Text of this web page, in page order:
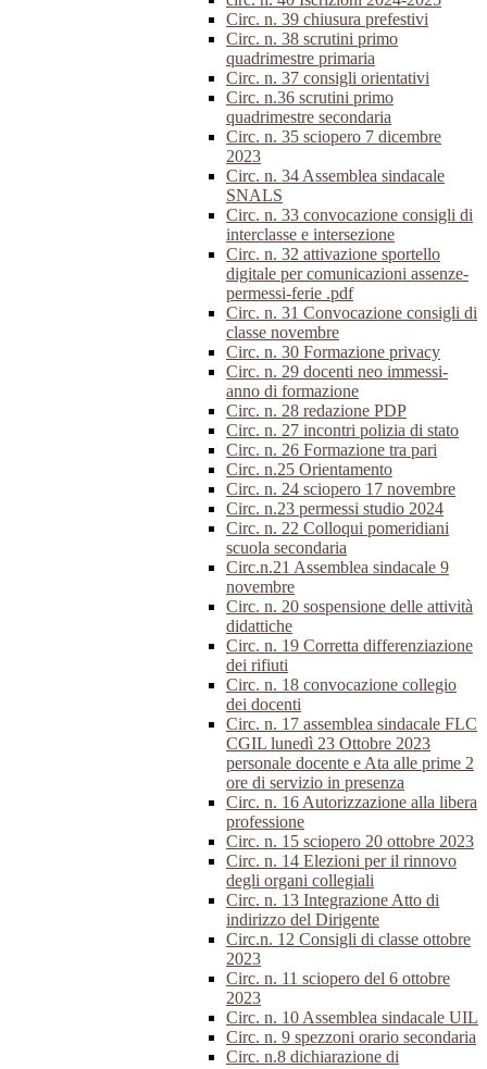
Circ. n. 39 chiusura prefestivi
Circ. n. 38 scrutini primo
quadrimestre primaria
Circ. n. 37 consigli orientativi
Circ. n.36 scrutini primo
quadrimestre secondaria
Circ. n. 35 sciopero 7 dicembre
2023
Circ. n. 34 Assemblea sindacale
SNALS
Circ. n. 33 convocazione consigli di
interclasse e intersezione
Circ. n. 32 attivazione sportello
digitale per comunicazioni assenze-
permessi-ferie .pdf
Circ. n. 31 Convocazione consigli di
classe novembre
Circ. n. 30 Formazione privacy
Circ. n. 29 docenti neo immessi-
anno di formazione
Circ. n. 28 redazione PDP
Circ. n. 27 incontri polizia di stato
Circ. n. 26 Formazione tra pari
Circ. n.25 Orientamento
Circ. n. 24 sciopero 17 novembre
Circ. n.23 permessi studio 2024
Circ. n. 22 Colloqui pomeridiani
scuola secondaria
Circ.n.21 Assemblea sindacale 9
novembre
Circ. n. 20 sospensione delle attività
didattiche
Circ. n. 19 Corretta differenziazione
dei rifiuti
Circ. n. 18 convocazione collegio
dei docenti
Circ. n. 17 assemblea sindacale FLC
CGIL lunedì 23 Ottobre 2023
personale docente e Ata alle prime 2
ore di servizio in presenza
Circ. n. 16 Autorizzazione alla libera
professione
Circ. n. 15 sciopero 20 ottobre 2023
Circ. n. 14 Elezioni per il rinnovo
degli organi collegiali
Circ. n. 13 Integrazione Atto di
indirizzo del Dirigente
Circ.n. 12 Consigli di classe ottobre
2023
Circ. n. 11 sciopero del 6 ottobre
2023
Circ. n. 10 Assemblea sindacale UIL
Circ. n. 9 spezzoni orario secondaria
Circ. n.8 dichiarazione di